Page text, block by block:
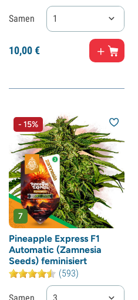
Samen 1
10,00€
- 15%
7
Pineapple Express F1
Automatic (Zamnesia
Seeds) feminisiert
(593)